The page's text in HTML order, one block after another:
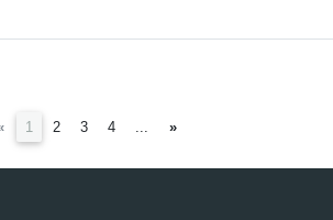
1 (current)
2 3 4 »